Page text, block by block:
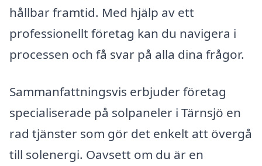
hållbar framtid. Med hjälp av ett
professionellt företag kan du navigera i
processen och få svar på alla dina frågor.
Sammanfattningsvis erbjuder företag
specialiserade på solpaneler i Tärnsjö en
rad tjänster som gör det enkelt att övergå
till solenergi. Oavsett om du är en